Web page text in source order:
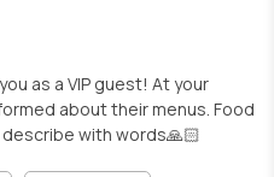
as a VIP guest! At your
about their menus. Food
with words🙏🏻